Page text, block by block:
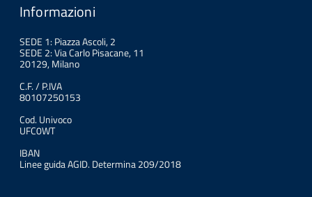
Informazioni
SEDE 1: Piazza Ascoli, 2
SEDE 2: Via Carlo Pisacane, 11
20129, Milano
C.F. / P.IVA
80107250153
Cod. Univoco
UFC0WT
IBAN
Linee guida AGID. Determina 209/2018